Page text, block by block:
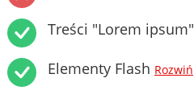
Treści "Lorem ipsum"
Elementy Flash Rozwiń